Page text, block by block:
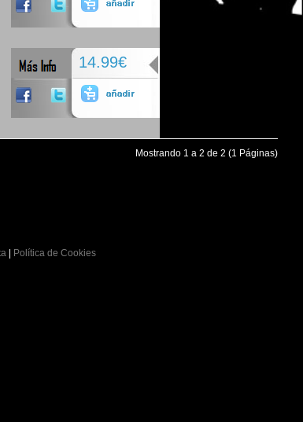
14.99€
Mostrando 1 a 2 de 2 (1 Páginas)
| Política de Cookies